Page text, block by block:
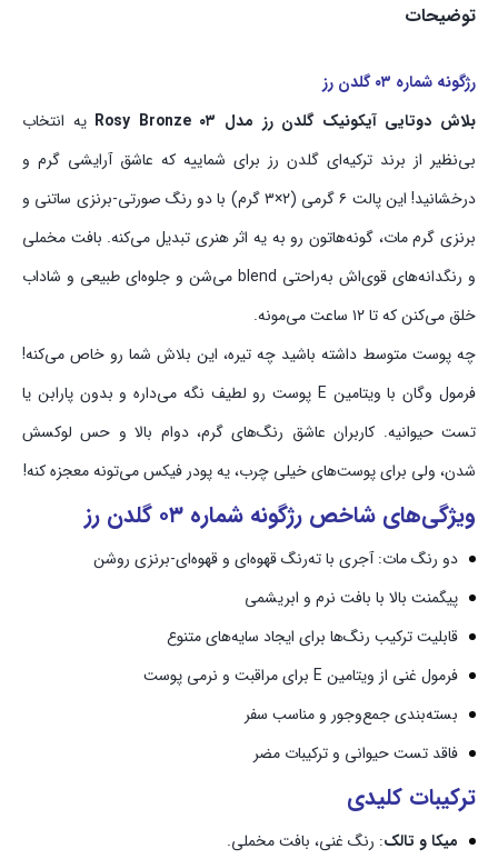
Bronze
توضیحات
رژگونه شماره ۰۳ گلدن رز
بلاش دوتایی آیکونیک گلدن رز مدل ۰۳ Rosy Bronze
یه انتخاب
بی‌نظیر از برند ترکیه‌ای گلدن رز برای شماییه که عاشق آرایشی گرم و
درخشانید! این پالت ۶ گرمی (۲×۳ گرم) با دو رنگ صورتی-برنزی ساتنی و
برنزی گرم مات، گونه‌هاتون رو به یه اثر هنری تبدیل می‌کنه. بافت مخملی
و رنگدانه‌های قوی‌اش به‌راحتی blend می‌شن و جلوه‌ای طبیعی و شاداب
خلق می‌کنن که تا ۱۲ ساعت می‌مونه.
چه پوست متوسط داشته باشید چه تیره، این بلاش شما رو خاص می‌کنه!
فرمول وگان با ویتامین E پوست رو لطیف نگه می‌داره و بدون پارابن یا
تست حیوانیه. کاربران عاشق رنگ‌های گرم، دوام بالا و حس لوکسش
شدن، ولی برای پوست‌های خیلی چرب، یه پودر فیکس می‌تونه معجزه کنه!
ویژگی‌های شاخص رژگونه شماره ۰۳ گلدن رز
دو رنگ مات: آجری با ته‌رنگ قهوه‌ای و قهوه‌ای-برنزی روشن
پیگمنت بالا با بافت نرم و ابریشمی
قابلیت ترکیب رنگ‌ها برای ایجاد سایه‌های متنوع
فرمول غنی از ویتامین E برای مراقبت و نرمی پوست
بسته‌بندی جمع‌وجور و مناسب سفر
فاقد تست حیوانی و ترکیبات مضر
ترکیبات کلیدی
میکا و تالک: رنگ غنی، بافت مخملی.